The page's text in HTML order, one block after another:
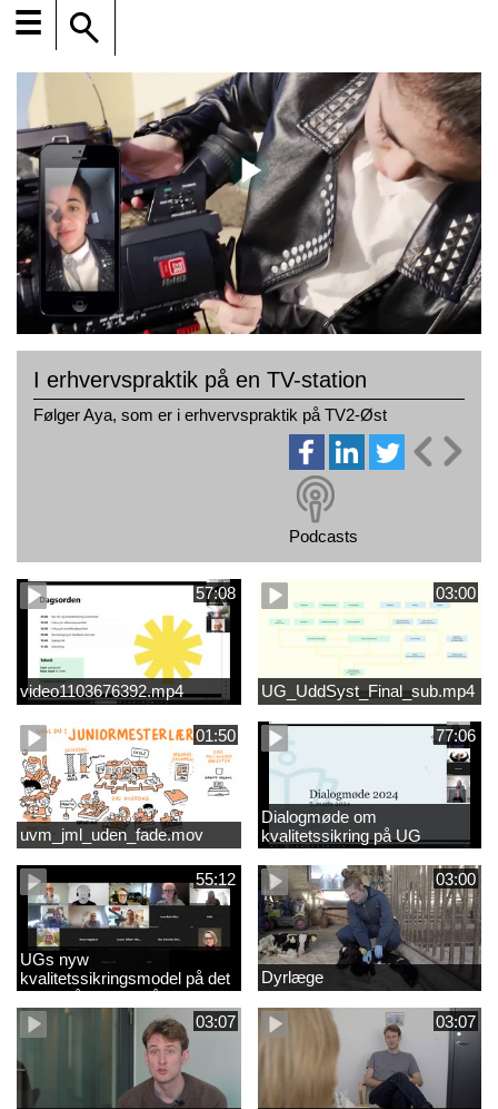
☰
I erhvervspraktik på en TV-station
Følger Aya, som er i erhvervspraktik på TV2-Øst
Podcasts
57:08
video1103676392.mp4
03:00
UG_UddSyst_Final_sub.mp4
01:50
uvm_jml_uden_fade.mov
77:06
Dialogmøde om
kvalitetssikring på UG
55:12
UGs nyw
kvalitetssikringsmodel på det
videregående område
03:00
Dyrlæge
03:07 03:07